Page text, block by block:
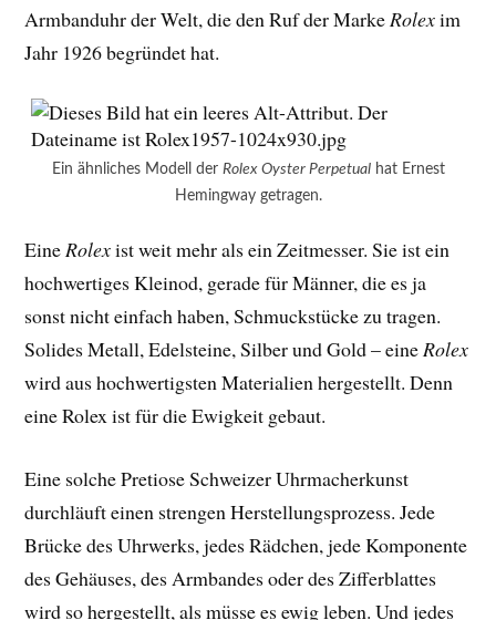
Armbanduhr der Welt, die den Ruf der MarkeRolexim
Jahr 1926 begründet hat.
Ein ähnliches Modell der Rolex Oyster Perpetualhat Ernest
Hemingway getragen.
EineRolexist weit mehr als ein Zeitmesser. Sie ist ein
hochwertiges Kleinod, gerade für Männer, die es ja
sonst nicht einfach haben, Schmuckstücke zu tragen.
Solides Metall, Edelsteine, Silber und Gold – eineRolex
wird aus hochwertigsten Materialien hergestellt. Denn
eine Rolex ist für die Ewigkeit gebaut.
Eine solche Pretiose Schweizer Uhrmacherkunst
durchläuft einen strengen Herstellungsprozess. Jede
Brücke des Uhrwerks, jedes Rädchen, jede Komponente
des Gehäuses, des Armbandes oder des Zifferblattes
wird so hergestellt, als müsse es ewig leben. Und jedes